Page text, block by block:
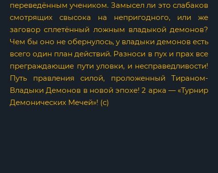
переведённым учеником. Замысел ли это слабаков
смотрящих свысока на непригодного, или же
заговор сплетённый ложным владыкой демонов?
Чем бы оно не обернулось, у владыки демонов есть
всего один план действий. Разноси в пух и прах все
преграждающие пути уловки, и несправедливости!
Путь правления силой, проложенный Тираном-
Владыки Демонов в новой эпохе! 2 арка — «Турнир
Демонических Мечей»! (c)